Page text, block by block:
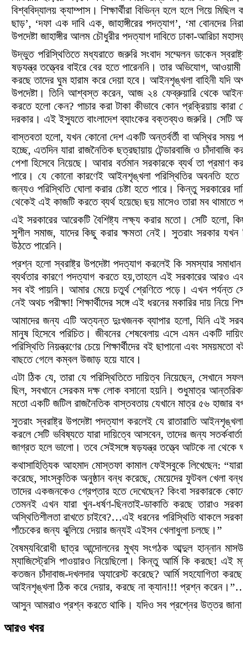
বিশ্ববিদ্যালয় ক্যাম্পাস। শিক্ষার্থীরা বিভিন্ন হলে হলে গিয়ে
ছাড়’, ‘দফা এক দাবি এক, জাহাঙ্গীরের পদত্যাগ’, ‘মা বোনদের
উপদেষ্টা জাহাঙ্গীর আলম চৌধুরীর পদত্যাগ দাবিতে ঢাকা-আরিচা
উদ্ভুত পরিস্থিতিতে মধ্যরাতে জরুরি সংবাদ সম্মেলন ডাকেন
ষড়যন্ত্র তত্ত্বের বাইরে বের হতে পারেননি। তার অভিযোগ,
করছে তাদের ঘুম হারাম করে দেয়া হবে। আইনশৃঙ্খলা বাহিনী যদি
উপদেষ্টা। তিনি আশ্বস্ত করেন, আজ ২৪ ফেব্রুয়ারি থেকে
করতে হলো কেন? পাচার করা টাকা কীভাবে কোন প্রক্রিয়ায়
দরকার। এই ইস্যুতে বাংলাদেশ ব্যাংকের বক্তব্যও জরুরি।
বাস্তবতা হলো, যখন কোনো দেশ একটি অন্তর্বর্তী বা অস্থির সময়
হচ্ছে, এতদিন যারা রাজনৈতিক ছত্রছায়ায় টেন্ডারবাজি ও
পেশা হিসেবে নিয়েছে। আবার বর্তমান সরকারকে ব্যর্থ তা প্রমাণ
পারে। যে কোনো কারণেই আইনশৃঙ্খলা পরিস্থিতির অবনতি হতে
জন্যও পরিস্থিতি ঘোলা করার চেষ্টা হতে পারে। কিন্তু সরকারের
থেকেই এই কাজটি করতে ব্যর্থ হয়েছে৷ ছয় মাসেও তারা মব থামাতে
এই সরকারের আরেকটি বৈশিষ্ট্য লক্ষ্য করার মতো। সেটি হলো, কিছু
সুশীল সমাজ, যাদের কিছু করার ক্ষমতা নেই। সুতরাং সরকার
উঠতে পারেনি।
প্রশ্ন হলো স্বরাষ্ট্র উপদেষ্টা পদত্যাগ করলেই কি সমস্যার
ব্যর্থতার কারণে পদত্যাগ করতে হয়,তাহলে এই সরকারের আরও
সব বই পায়নি। আমার মেয়ে চতুর্থ শ্রেণিতে পড়ে। এখন পর্যন্ত
নেই অথচ পরীক্ষা! শিক্ষার্থীদের সঙ্গে এই ধরনের মকারির দায় নিয়ে
আমাদের জন্য এটি অত্যন্ত দুঃখজনক ব্যাপার হলো, যিনি এই
মানুষ হিসেবে পরিচিত। জীবনের শেষবেলায় এসে এমন একটি
পরিস্থিতি নিয়ন্ত্রণের চেয়ে শিক্ষার্থীদের বই ছাপানো এবং
বাছতে গেলে কম্বল উজাড় হয়ে যাবে।
এটা ঠিক যে, তারা যে পরিস্থিতিতে দায়িত্ব নিয়েছেন,
ছিল, সবখানে সেরকম দক্ষ লোক বসানো হয়নি। শুধুমাত্র
মতো একটি জটিল রাজনৈতিক বাস্তবতায় যেখানে মাত্র ৫৬ হাজার
সুতরাং স্বরাষ্ট্র উপদেষ্টা পদত্যাগ করলেই যে রাতারাতি
করলে সেটি ভবিষ্যতে যারা দায়িত্বে আসবেন, তাদের জন্য
জাগ্রত হলে ভালো। তবে সেইসঙ্গে ষড়যন্ত্র তত্ত্বে আটকে না থেকে
কথাসাহিত্যিক আহমাদ মোস্তফা কামাল ফেইসবুকে লিখেছেন:
করেছে, সাংস্কৃতিক অনুষ্ঠান বন্ধ করেছে, মেয়েদের ফুটবল খেলা
তাদের একজনকেও গ্রেপ্তার হতে দেখেছেন? কিংবা সরকারকে
তেমনই এখন যারা খুন-ধর্ষণ-ছিনতাই-ডাকাতি করছে তারাও
অস্থিতিশীলতা রাখতে চাইবে?…এই ধরনের পরিস্থিতি থাকলে
পাঁচেকের জন্য ঝুলিয়ে দেয়ার জন্যই এইসব খেলাধুলা চলছে।”
বৈষম্যবিরোধী ছাত্র আন্দোলনের মুখ্য সংগঠক আব্দুল হান্নান
ম্যাজিস্ট্রেসি পাওয়ারও নিয়েছিলো। কিন্তু আর্মি কি করছে! এই
কতজন চাঁদাবাজ-দখলদার অ্যারেস্ট করেছে? আর্মি সহযোগিতা
আইনশৃঙ্খলা ঠিক করে দেয়ার, করছে না ক্যান!!! প্রশ্ন
আসুন আমরাও প্রশ্ন করতে থাকি। যদিও সব প্রশ্নের উত্তর জানা
আরও খবর